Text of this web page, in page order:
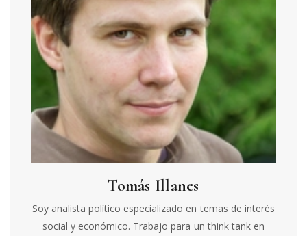
Tomás Illanes
Soy analista político especializado en temas de interés
social y económico. Trabajo para un think tank en